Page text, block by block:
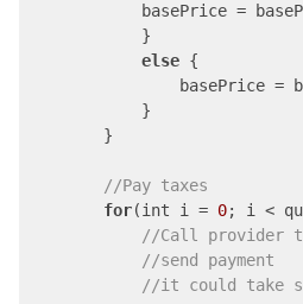
basePrice =
            }
else {
basePrice =
            }
        }
//Pay taxes
for(int i = 0; i <
//Call provider
//send payment
//it could take